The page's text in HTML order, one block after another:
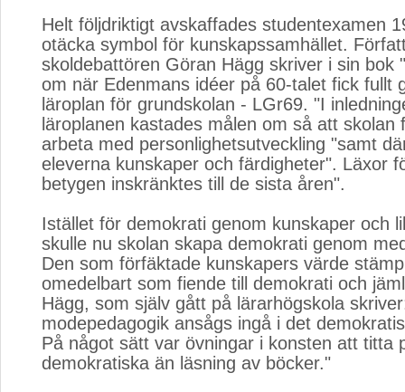
Helt följdriktigt avskaffades studentexamen
otäcka symbol för kunskapssamhället.
skoldebattören Göran Hägg skriver i sin bok
om när Edenmans idéer på 60-talet fick fullt
läroplan för grundskolan - LGr69. "I
läroplanen kastades målen om så att skolan
arbeta med personlighetsutveckling "samt
eleverna kunskaper och färdigheter". Läxor
betygen inskränktes till de sista åren".
Istället för demokrati genom kunskaper och
skulle nu skolan skapa demokrati genom
Den som förfäktade kunskapers värde
omedelbart som fiende till demokrati och
Hägg, som själv gått på lärarhögskola
modepedagogik ansågs ingå i det
På något sätt var övningar i konsten att titta
demokratiska än läsning av böcker."